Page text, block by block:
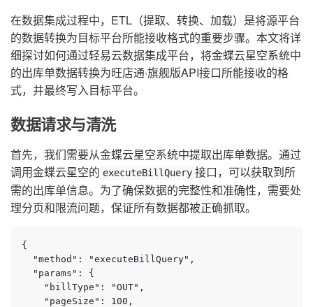
在数据集成过程中，ETL（提取、转换、加载）是将源平台
的数据转换为目标平台所能接收格式的重要步骤。本文将详
细探讨如何通过轻易云数据集成平台，将金蝶云星空系统中
的出库单数据转换为旺店通·旗舰版API接口所能接收的格
式，并最终写入目标平台。
数据请求与清洗
首先，我们需要从金蝶云星空系统中提取出库单数据。通过
调用金蝶云星空的 executeBillQuery 接口，可以获取到所
需的出库单信息。为了确保数据的完整性和准确性，需要处
理分页和限流问题，保证所有数据都被正确抓取。
{
  "method": "executeBillQuery",
  "params": {
    "billType": "OUT",
    "pageSize": 100,